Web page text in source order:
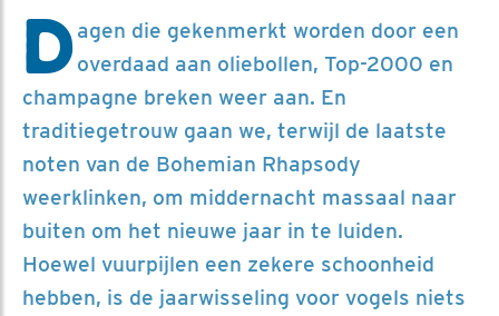
Dagen die gekenmerkt worden door een
overdaad aan oliebollen, Top-2000 en
champagne breken weer aan. En
traditiegetrouw gaan we, terwijl de laatste
noten van de Bohemian Rhapsody
weerklinken, om middernacht massaal naar
buiten om het nieuwe jaar in te luiden.
Hoewel vuurpijlen een zekere schoonheid
hebben, is de jaarwisseling voor vogels niets